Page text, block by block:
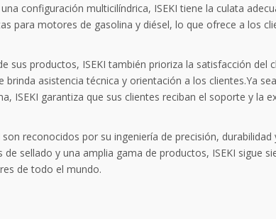
configuración multicilíndrica, ISEKI tiene la culata
para motores de gasolina y diésel, lo que ofrece a los
sus productos, ISEKI también prioriza la satisfacción del
brinda asistencia técnica y orientación a los clientes.Ya
ISEKI garantiza que sus clientes reciban el soporte y la
son reconocidos por su ingeniería de precisión,
de sellado y una amplia gama de productos, ISEKI sigue
de todo el mundo.